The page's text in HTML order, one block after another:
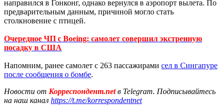
направился в Гонконг, однако вернулся в аэропорт вылета. По
предварительным данным, причиной могло стать
столкновение с птицей.
Очередное ЧП с Boeing: самолет совершил экстренную
посадку в США
Напомним, ранее самолет с 263 пассажирами сел в Сингапуре
после сообщения о бомбе.
Новости от Корреспондент.netв Telegram. Подписывайтесь
на наш канал https://t.me/korrespondentnet